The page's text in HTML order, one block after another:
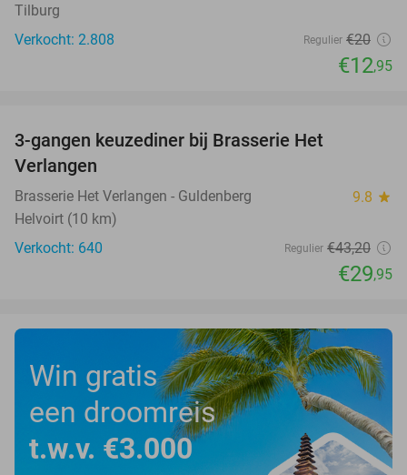
Tilburg
Verkocht: 2.808
Regulier €20
€12,95
3-gangen keuzediner bij Brasserie Het
Verlangen
Brasserie Het Verlangen - Guldenberg 9.8 star
Helvoirt (10 km)
Verkocht: 640
Regulier €43,20
€29,95
Win gratis
een droomreis
t.w.v. €3.000